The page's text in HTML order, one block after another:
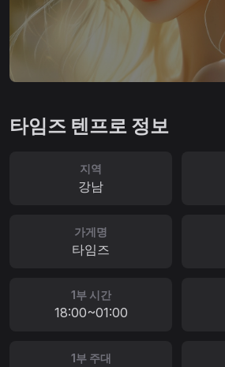
타임즈 텐프로 정보
지역
강남
가게명
타임즈
1부 시간
18:00~01:00
1부 주대